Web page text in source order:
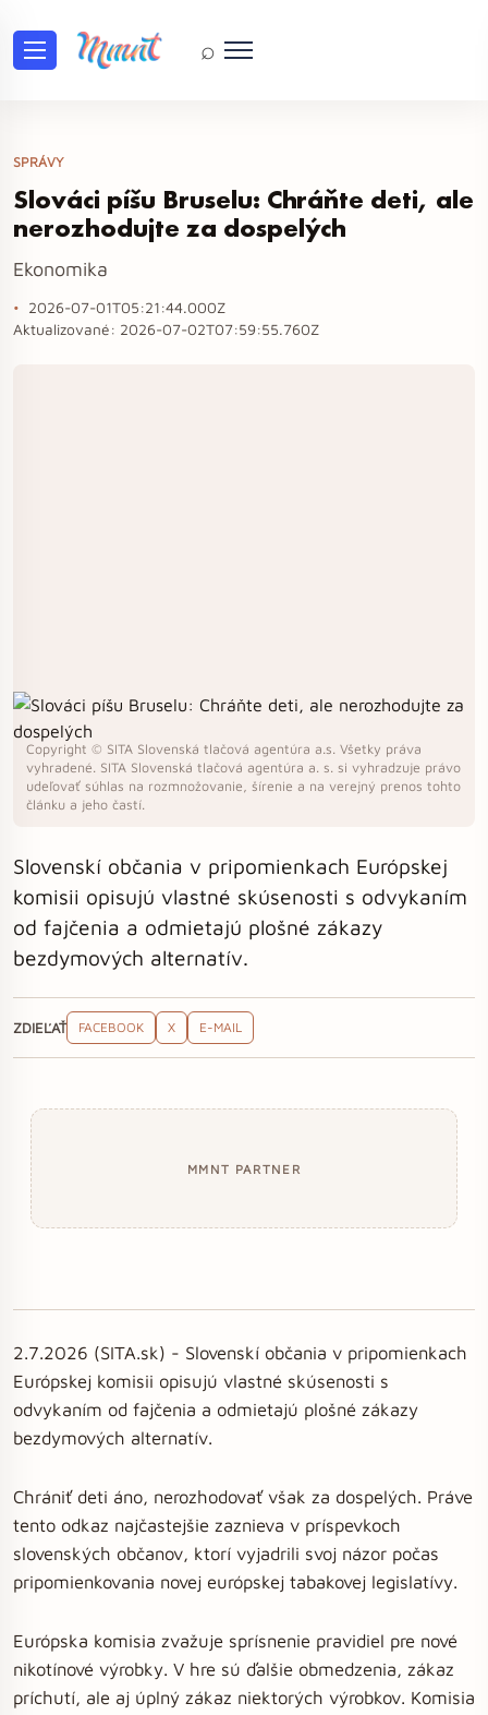
⌕
SPRÁVY
Slováci píšu Bruselu: Chráňte deti, ale
nerozhodujte za dospelých
Ekonomika
2026-07-01T05:21:44.000Z
Aktualizované: 2026-07-02T07:59:55.760Z
Copyright © SITA Slovenská tlačová agentúra a.s. Všetky práva
vyhradené. SITA Slovenská tlačová agentúra a. s. si vyhradzuje právo
udeľovať súhlas na rozmnožovanie, šírenie a na verejný prenos tohto
článku a jeho častí.
Slovenskí občania v pripomienkach Európskej
komisii opisujú vlastné skúsenosti s odvykaním
od fajčenia a odmietajú plošné zákazy
bezdymových alternatív.
ZDIEĽAŤ FACEBOOK X E-MAIL
MMNT PARTNER
2.7.2026 (SITA.sk) - Slovenskí občania v pripomienkach
Európskej komisii opisujú vlastné skúsenosti s
odvykaním od fajčenia a odmietajú plošné zákazy
bezdymových alternatív.
Chrániť deti áno, nerozhodovať však za dospelých. Práve
tento odkaz najčastejšie zaznieva v príspevkoch
slovenských občanov, ktorí vyjadrili svoj názor počas
pripomienkovania novej európskej tabakovej legislatívy.
Európska komisia zvažuje sprísnenie pravidiel pre nové
nikotínové výrobky. V hre sú ďalšie obmedzenia, zákaz
príchutí, ale aj úplný zákaz niektorých výrobkov. Komisia